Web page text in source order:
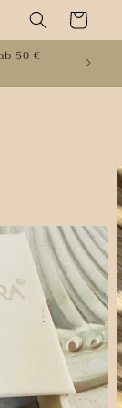
Warenkorb
50 €